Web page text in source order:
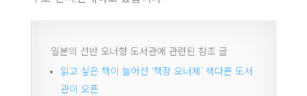
일본의 선반 오너형 도서관에 관련된 참조 글
읽고 싶은 책이 늘어선 ‘책장 오너제’ 색다른 도서
관이 오픈